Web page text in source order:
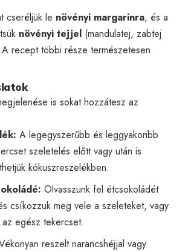
cseréljük le növényi margarinra, és a
növényi tejjel (mandulatej, zabtej
recept többi része természetesen
is sokat hozzátesz az
A legegyszerűbb és leggyakoribb
szeletelés előtt vagy után is
kókuszreszelékben.
Olvasszunk fel étcsokoládét
csíkozzuk meg vele a szeleteket, vagy
egész tekercset.
reszelt narancshéjjal vagy